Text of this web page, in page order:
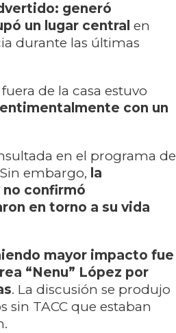
generó
un lugar central en
durante las últimas
de la casa estuvo
con un
en el programa de
embargo, la
confirmó
en torno a su vida
mayor impacto fue
“Nenu” López por
. La discusión se produjo
sin TACC que estaban